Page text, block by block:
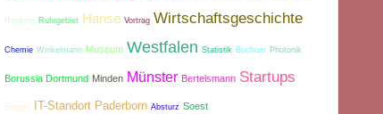
Ranking Ruhrgebiet Hanse Vortrag Wirtschaftsgeschichte
Chemie Winkelmann Museum Westfalen Statistik Bochum Photonik
Borussia Dortmund Minden Münster Bertelsmann Startups
Engern IT-Standort Paderborn Absturz Soest